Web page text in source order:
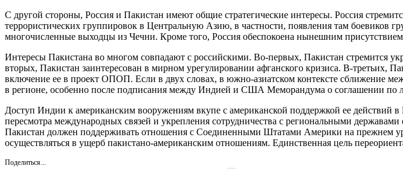
С другой стороны, Россия и Пакистан имеют общие стратегические интересы. Россия
террористических группировок в Центральную Азию, в частности, появления там боевиков
многочисленные выходцы из Чечни. Кроме того, Россия обеспокоена нынешним
Интересы Пакистана во многом совпадают с российскими. Во-первых, Пакистан стремится
вторых, Пакистан заинтересован в мирном урегулировании афганского кризиса. В-третьих,
включение ее в проект ОПОП. Если в двух словах, в южно-азиатском контексте сближение
в регионе, особенно после подписания между Индией и США Меморандума о соглашении
Доступ Индии к американским вооружениям вкупе с американской поддержкой ее
пересмотра международных связей и укрепления сотрудничества с региональными
Пакистан должен поддерживать отношения с Соединенными Штатами Америки на прежнем
осуществляться в ущерб пакистано-американским отношениям. Единственная цель
Поделиться...